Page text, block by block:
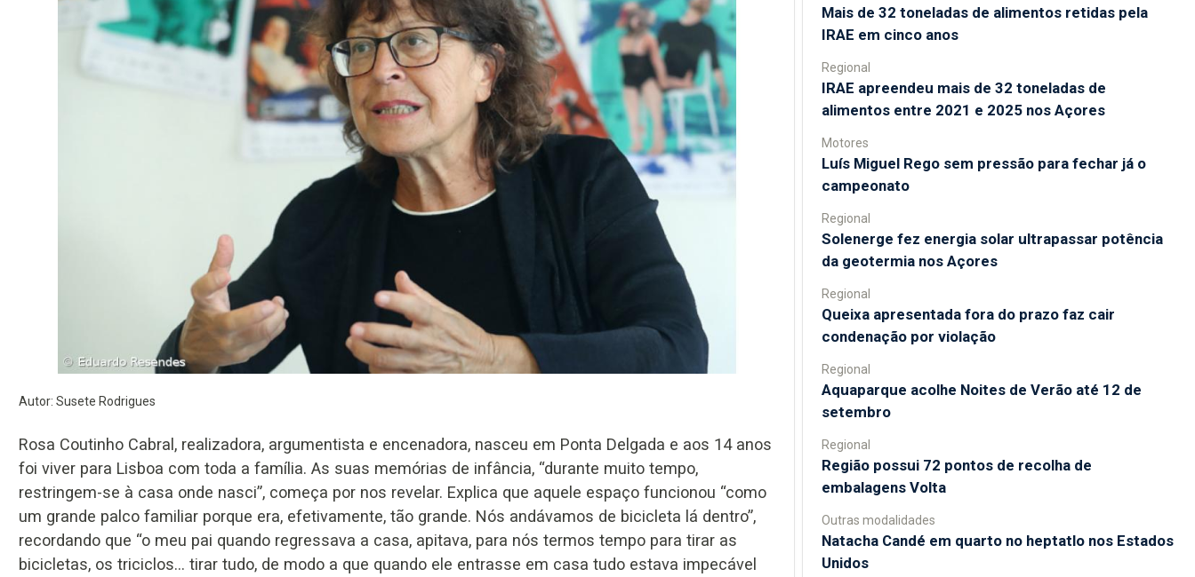
Autor: Susete Rodrigues
Rosa Coutinho Cabral, realizadora, argumentista e encenadora, nasceu em Ponta Delgada e aos 14 anos
foi viver para Lisboa com toda a família. As suas memórias de infância, “durante muito tempo,
restringem-se à casa onde nasci”, começa por nos revelar. Explica que aquele espaço funcionou “como
um grande palco familiar porque era, efetivamente, tão grande. Nós andávamos de bicicleta lá dentro”,
recordando que “o meu pai quando regressava a casa, apitava, para nós termos tempo para tirar as
bicicletas, os triciclos... tirar tudo, de modo a que quando ele entrasse em casa tudo estava impecável
Mais de 32 toneladas de alimentos retidas pela
IRAE em cinco anos
Regional
IRAE apreendeu mais de 32 toneladas de
alimentos entre 2021 e 2025 nos Açores
Motores
Luís Miguel Rego sem pressão para fechar já o
campeonato
Regional
Solenerge fez energia solar ultrapassar potência
da geotermia nos Açores
Regional
Queixa apresentada fora do prazo faz cair
condenação por violação
Regional
Aquaparque acolhe Noites de Verão até 12 de
setembro
Regional
Região possui 72 pontos de recolha de
embalagens Volta
Outras modalidades
Natacha Candé em quarto no heptatlo nos Estados
Unidos